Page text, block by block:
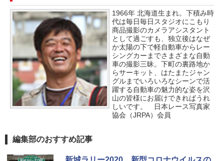
1966年 北海道生まれ。下積み時
代は毎日毎日スタジオにこもり
商品撮影のカメラアシスタント
として過ごすも、独立後はなぜ
か太陽の下で軽自動車からレー
シングカーまでさまざまな自動
車の撮影三昧。下町の裏路地か
らサーキット、はたまたジャン
グルまでいろいろなシーンで活
躍する自動車の魅力的な姿を沢
山の皆様にお届けできればうれ
しいです。 日本レース写真家
協会（JRPA）会員
編集部のおすすめ記事